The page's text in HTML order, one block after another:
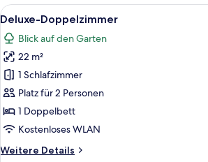
Alle
Fotos
für
Deluxe-
Doppelzimmer
anzeigen
Ein
4
Deluxe-Doppelzimmer
Blick auf den Garten
22 m²
1 Schlafzimmer
Platz für 2 Personen
1 Doppelbett
Kostenloses WLAN
Weitere Details
Weitere